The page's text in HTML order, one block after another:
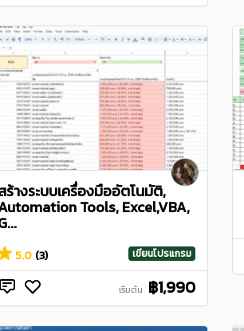
ร้างระบบเครื่องมืออัตโนมัติ,
Tools, Excel,VBA,
5.0 (3) เขียนโปรแกรม
เริ่มต้น ฿1,990